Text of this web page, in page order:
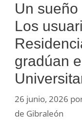
Un
Los
gradúan
26 junio, 2026
de Gibraleón